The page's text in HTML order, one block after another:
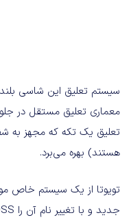
سیستم تعلیق این شاسی بلند
تعلیق یک تکه که مجهز به
هستند) بهره می‌برد.
جدید و با تغییر نام آن را E-KDSS می‌خواند.